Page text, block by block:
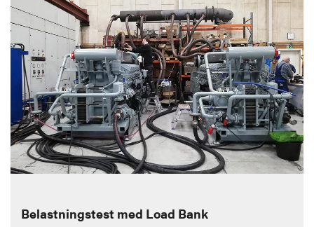
Belastningstest med Load Bank